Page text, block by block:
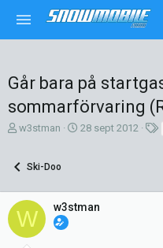
Går bara på
sommarförvaring
T
d
k
a
p
a
w3stman
S
a
28 sept 2012
Ski-Doo
W w3stman